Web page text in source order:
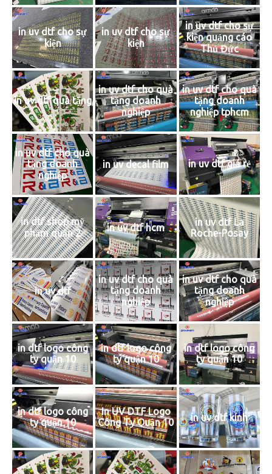
in uv dtf cho sự
kiện
in uv dtf cho sự
kiện
in uv dtf cho sự
kiện quảng cáo
Thủ Đức
in uv dtf quà tặng
in uv dtf cho quà
tặng doanh
nghiệp
in uv dtf cho quà
tặng doanh
nghiệp tphcm
in uv dtf cho quà
tặng doanh
nghiệp
in uv decal film in uv dtf giá rẻ
in dtf shop mỹ
phẩm quận 2
in uv dtf hcm
in uv dtf La
Roche-Posay
in uv dtf
in uv dtf cho quà
tặng doanh
nghiệp
in uv dtf cho quà
tặng doanh
nghiệp
in dtf logo công
ty quận 10
in dtf logo công
ty quận 10
in dtf logo công
ty quận 10
in dtf logo công
ty quận 10
In UV DTF Logo
Công Ty Quận 10
in uv dtf kính